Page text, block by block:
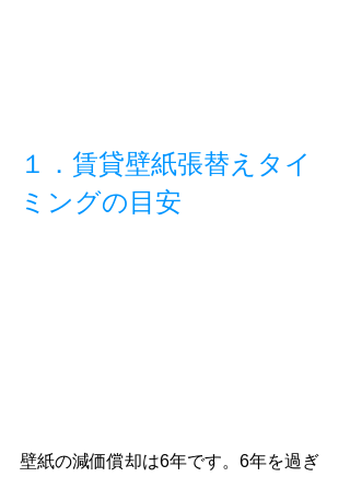
１．賃貸壁紙張替えタイ
ミングの目安
壁紙の減価償却は6年です。6年を過ぎ